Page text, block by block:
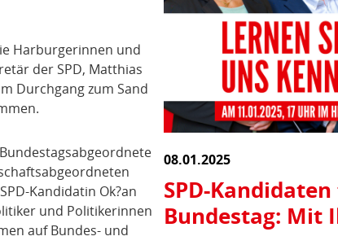
Harburgerinnen und
der SPD, Matthias
Durchgang zum Sand
Kandidatin Ok?an
und Politikerinnen
auf Bundes- und
08.01.2025
SPD-
Bundestag: Mit